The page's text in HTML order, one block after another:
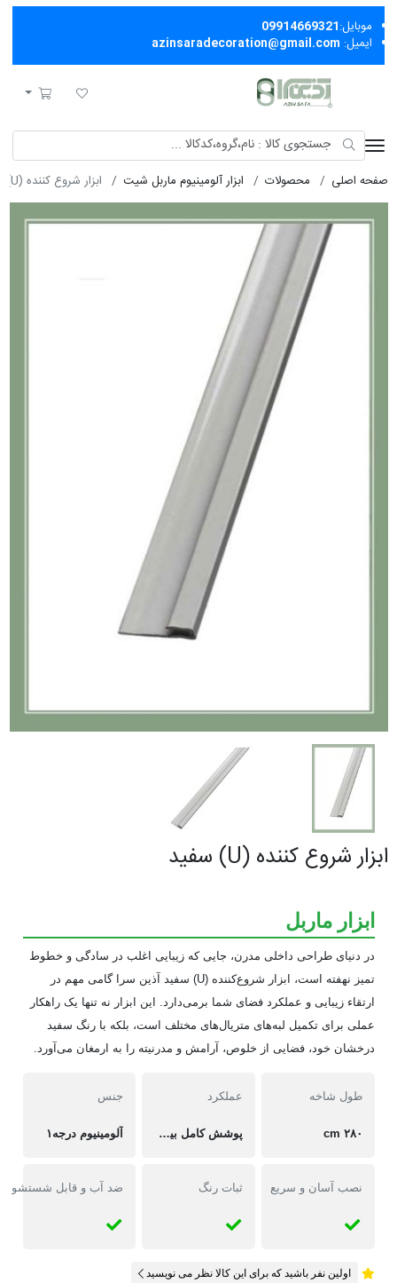
موبایل:09914669321
ایمیل: azinsaradecoration@gmail.com
لیست مورد علاقه
سبد خرید
صفحه اصلی محصولات ابزار آلومینیوم ماربل شیت ابزار شروع کننده (U) سفيد
ابزار شروع کننده (U) سفيد
ابزار ماربل
در دنیای طراحی داخلی مدرن، جایی که زیبایی اغلب در سادگی و خطوط
تمیز نهفته است، ابزار شروع‌کننده (U) سفید آذین سرا گامی مهم در
ارتقاء زیبایی و عملکرد فضای شما برمی‌دارد. این ابزار نه تنها یک راهکار
عملی برای تکمیل لبه‌های متریال‌های مختلف است، بلکه با رنگ سفید
درخشان خود، فضایی از خلوص، آرامش و مدرنیته را به ارمغان می‌آورد.
طول شاخه
۲۸۰ cm
عملکرد
پوشش کامل بین دو ورق ماربل
جنس
آلومینیوم درجه۱
نصب آسان و سریع ثبات رنگ ضد آب و قابل شستشو
اولین نفر باشید که برای این کالا نظر می نویسید